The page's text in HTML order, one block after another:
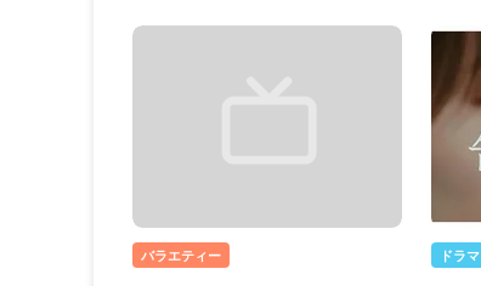
バラエティー ドラマ